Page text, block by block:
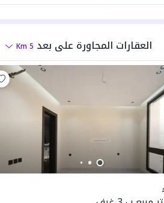
العقارات المجاورة على بعد 5
Km